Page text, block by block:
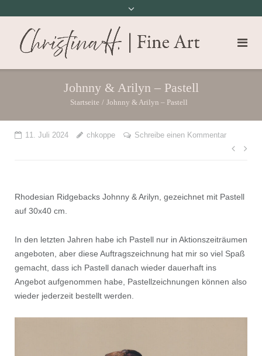
Johnny & Arilyn – Pastell
Startseite / Johnny & Arilyn – Pastell
11. Juli 2024 chkoppe Schreibe einen Kommentar
Rhodesian Ridgebacks Johnny & Arilyn, gezeichnet mit Pastell
auf 30x40 cm.
In den letzten Jahren habe ich Pastell nur in Aktionszeiträumen
angeboten, aber diese Auftragszeichnung hat mir so viel Spaß
gemacht, dass ich Pastell danach wieder dauerhaft ins
Angebot aufgenommen habe, Pastellzeichnungen können also
wieder jederzeit bestellt werden.